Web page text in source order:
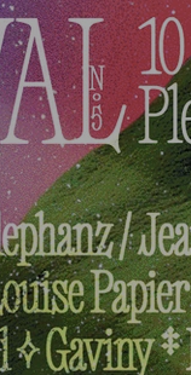
CULTURE
FOOTBALL